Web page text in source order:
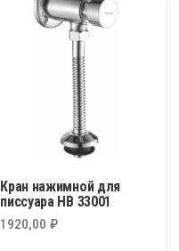
Кран нажимной для
писсуара HB 33001
1920,00₽